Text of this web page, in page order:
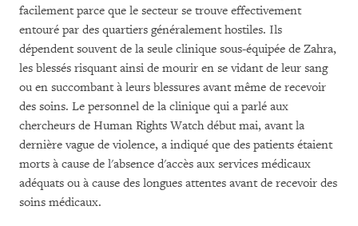
facilement parce que le secteur se trouve effectivement
entouré par des quartiers généralement hostiles. Ils
dépendent souvent de la seule clinique sous-équipée de Zahra,
les blessés risquant ainsi de mourir en se vidant de leur sang
ou en succombant à leurs blessures avant même de recevoir
des soins. Le personnel de la clinique qui a parlé aux
chercheurs de Human Rights Watch début mai, avant la
dernière vague de violence, a indiqué que des patients étaient
morts à cause de l'absence d'accès aux services médicaux
adéquats ou à cause des longues attentes avant de recevoir des
soins médicaux.